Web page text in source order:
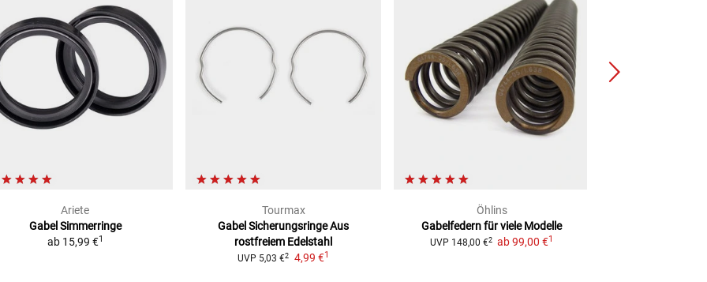
Ariete
Gabel Simmerringe
ab 15,99 €1
Tourmax
Gabel SicherungsringeAus
rostfreiem Edelstahl
UVP 5,03 €2 4,99 €1
Öhlins
Gabelfedernfür viele Modelle
UVP 148,00 €2 ab99,00 €1